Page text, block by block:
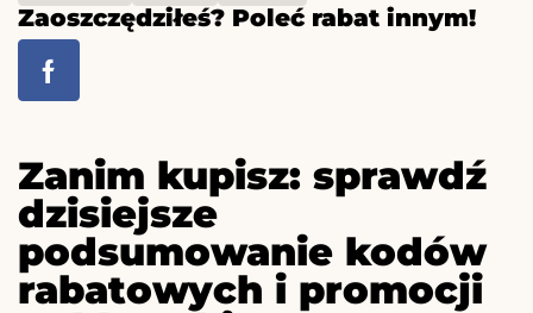
Zaoszczędziłeś? Poleć rabat innym!
Zanim kupisz: sprawdź
dzisiejsze
podsumowanie kodów
rabatowych i promocji